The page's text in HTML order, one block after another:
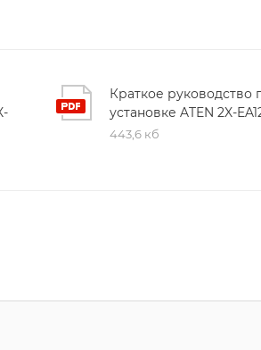
Краткое руководство
установке ATEN 2X-
443,6 кб